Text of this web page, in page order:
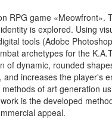
RPG game «Meowfront».
is explored. Using
tools (Adobe
archetypes for the
of dynamic, rounded
increases the player's
of art generation
is the developed
appeal.